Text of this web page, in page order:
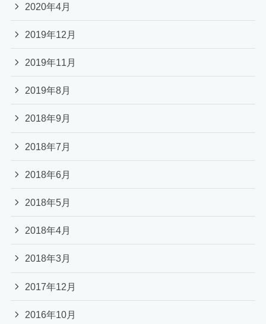
2020年4月
2019年12月
2019年11月
2019年8月
2018年9月
2018年7月
2018年6月
2018年5月
2018年4月
2018年3月
2017年12月
2016年10月